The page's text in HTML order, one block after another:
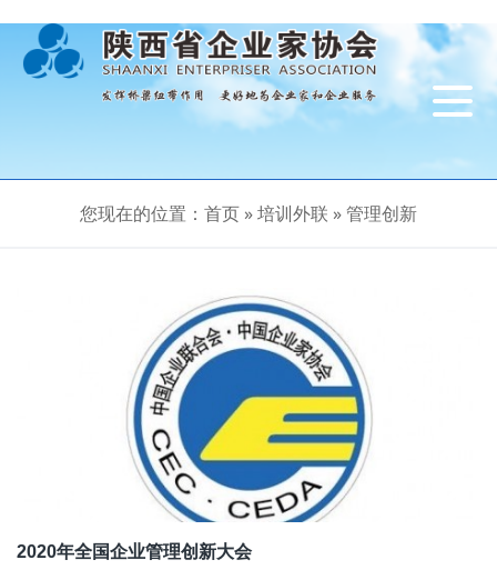
导
航
您现在的位置： 首页 »培训外联 »管理创新
2020年全国企业管理创新大会